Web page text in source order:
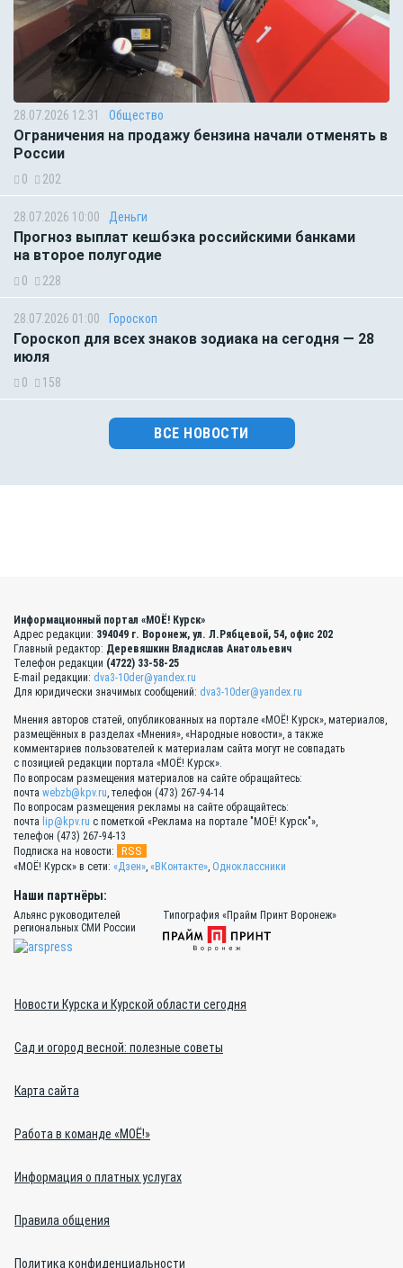
28.07.2026 12:31 Общество
Ограничения на продажу бензина начали отменять в
России
0 202
28.07.2026 10:00 Деньги
Прогноз выплат кешбэка российскими банками
на второе полугодие
0 228
28.07.2026 01:00 Гороскоп
Гороскоп для всех знаков зодиака на сегодня — 28
июля
0 158
ВСЕ НОВОСТИ
Информационный портал «МОЁ! Курск»
Адрес редакции: 394049 г. Воронеж, ул. Л.Рябцевой, 54, офис 202
Главный редактор: Деревяшкин Владислав Анатольевич
Телефон редакции (4722) 33-58-25
E-mail редакции: dva3-10der@yandex.ru
Для юридически значимых сообщений: dva3-10der@yandex.ru
Мнения авторов статей, опубликованных на портале «МОЁ! Курск», материалов,
размещённых в разделах «Мнения», «Народные новости», а также
комментариев пользователей к материалам сайта могут не совпадать
с позицией редакции портала «МОЁ! Курск».
По вопросам размещения материалов на сайте обращайтесь:
почта webzb@kpv.ru, телефон (473) 267-94-14
По вопросам размещения рекламы на сайте обращайтесь:
почта lip@kpv.ru с пометкой «Реклама на портале "МОЁ! Курск"»,
телефон (473) 267-94-13
Подписка на новости:
RSS
«МОЁ! Курск» в сети: «Дзен», «ВКонтакте», Одноклассники
Наши партнёры:
Альянс руководителей
региональных СМИ России
Типография «Прайм Принт Воронеж»
Новости Курска и Курской области сегодня
Сад и огород весной: полезные советы
Карта сайта
Работа в команде «МОЁ!»
Информация о платных услугах
Правила общения
Политика конфиденциальности